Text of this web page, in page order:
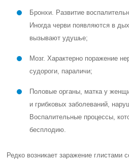
Бронхи. Развитие
Иногда черви появляются в
вызывают удушье;
Мозг. Характерно поражение
судороги, параличи;
Половые органы, матка у
и грибковых заболеваний,
Воспалительные процессы,
бесплодию.
Редко возникает заражение глистами